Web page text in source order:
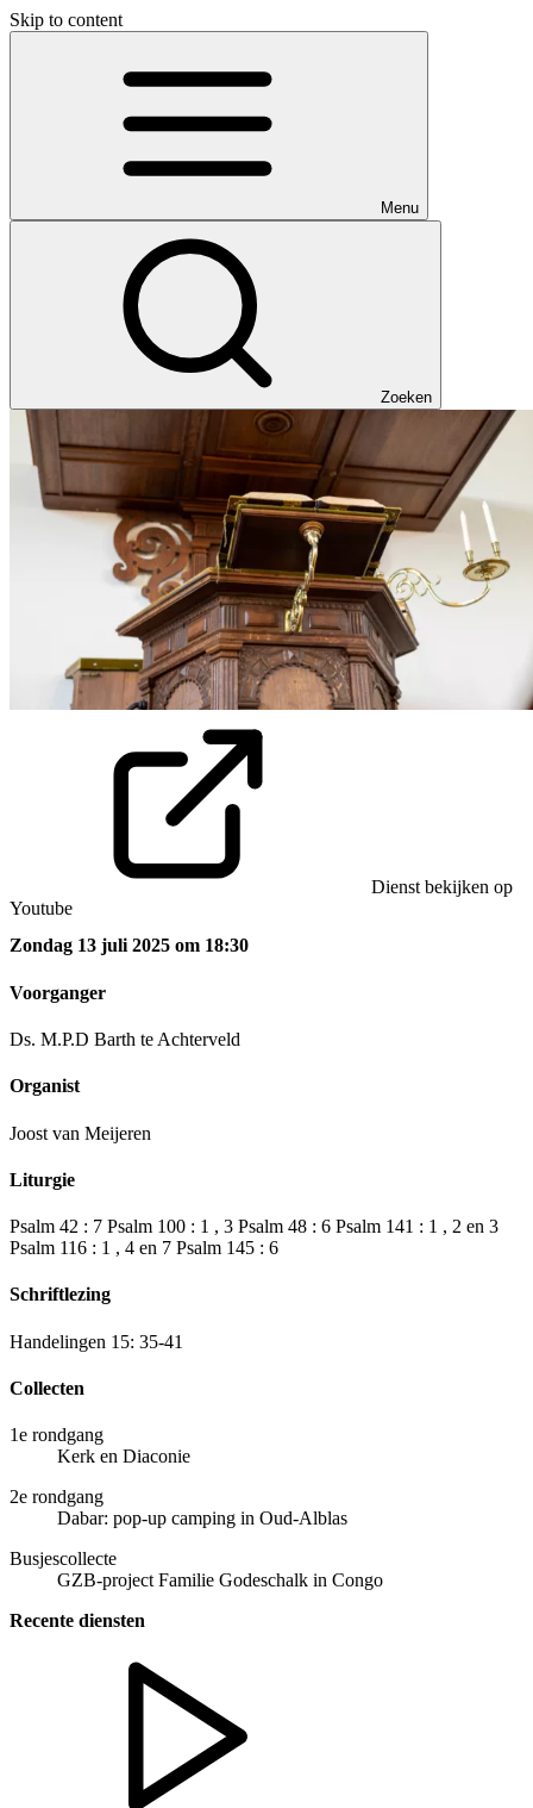
Skip to content
Menu
Zoeken
Dienst bekijken op
Youtube
Zondag 13 juli 2025 om 18:30
Voorganger
Ds. M.P.D Barth te Achterveld
Organist
Joost van Meijeren
Liturgie
Psalm 42 : 7 Psalm 100 : 1 , 3 Psalm 48 : 6 Psalm 141 : 1 , 2 en 3
Psalm 116 : 1 , 4 en 7 Psalm 145 : 6
Schriftlezing
Handelingen 15: 35-41
Collecten
1e rondgang
Kerk en Diaconie
2e rondgang
Dabar: pop-up camping in Oud-Alblas
Busjescollecte
GZB-project Familie Godeschalk in Congo
Recente diensten